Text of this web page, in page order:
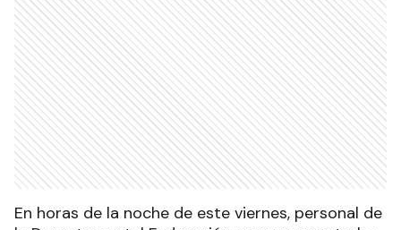
En horas de la noche de este viernes, personal de